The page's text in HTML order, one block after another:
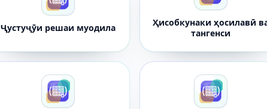
Ҷустуҷӯи решаи муодила
Ҳисобкунаки ҳосилавӣ
тангенси